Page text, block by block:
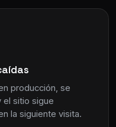
producción, se
el sitio sigue
la siguiente visita.